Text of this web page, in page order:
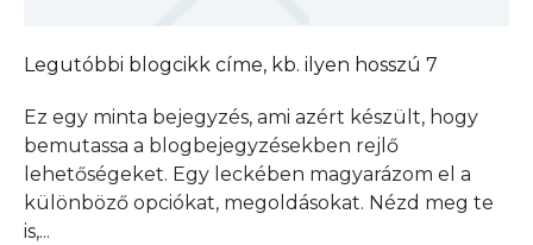
Legutóbbi blogcikk címe, kb. ilyen hosszú 7
Ez egy minta bejegyzés, ami azért készült, hogy
bemutassa a blogbejegyzésekben rejlő
lehetőségeket. Egy leckében magyarázom el a
különböző opciókat, megoldásokat. Nézd meg te
is,